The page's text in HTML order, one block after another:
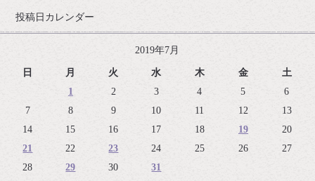
投稿日カレンダー
2019年7月
日 月 火 水 木 金 土
1 2 3 4 5
6
7
8 9 10 11 12
13
14
15 16 17 18 19
20
21
22 23 24 25 26
27
28
29 30 31